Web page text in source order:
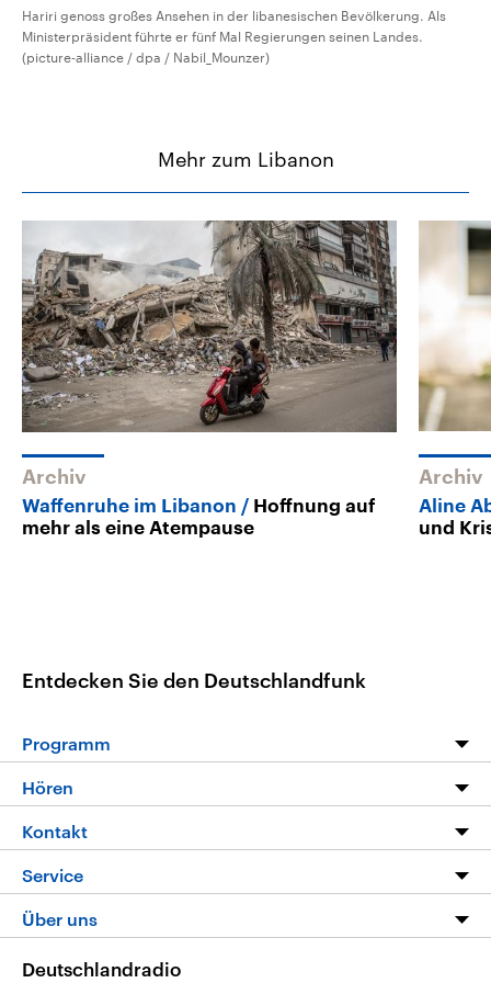
Hariri genoss großes Ansehen in der libanesischen Bevölkerung. Als
Ministerpräsident führte er fünf Mal Regierungen seinen Landes.
(picture-alliance / dpa / Nabil_Mounzer)
Mehr zum Libanon
Archiv
Waffenruhe im Libanon
Hoffnung auf
mehr als eine Atempause
Archiv
Aline
und
Entdecken Sie den Deutschlandfunk
Programm
Programm
Die Nachrichten
Nachrichtenleicht
Neue Beiträge auf dlf.de
Hören
Livestream
Podcasts
Deutschlandfunk App
Nachrichten App
Kontakt
Hörerservice
Service
FAQ
Über uns
Deutschlandradio